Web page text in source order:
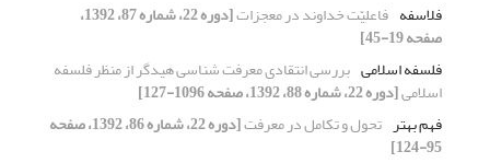
فلاسفه فاعلیّت خداوند در معجزات [دوره 22، شماره 87، 1392،
صفحه 19-45]
فلسفه اسلامی بررسی انتقادی معرفت شناسی هیدگر از منظر فلسفه
اسلامی[دوره 22، شماره 88، 1392، صفحه 1096-127]
فهم بهتر تحول و تکامل در معرفت [دوره 22، شماره 86، 1392، صفحه
95-124]